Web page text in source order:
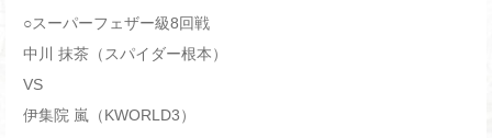
○スーパーフェザー級8回戦
中川 抹茶（スパイダー根本）
VS
伊集院 嵐（KWORLD3）